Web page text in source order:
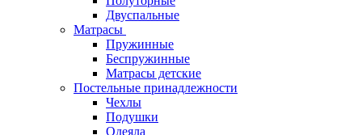
Двуспальные
Матрасы
Пружинные
Беспружинные
Матрасы детские
Постельные принадлежности
Чехлы
Подушки
Одеяла